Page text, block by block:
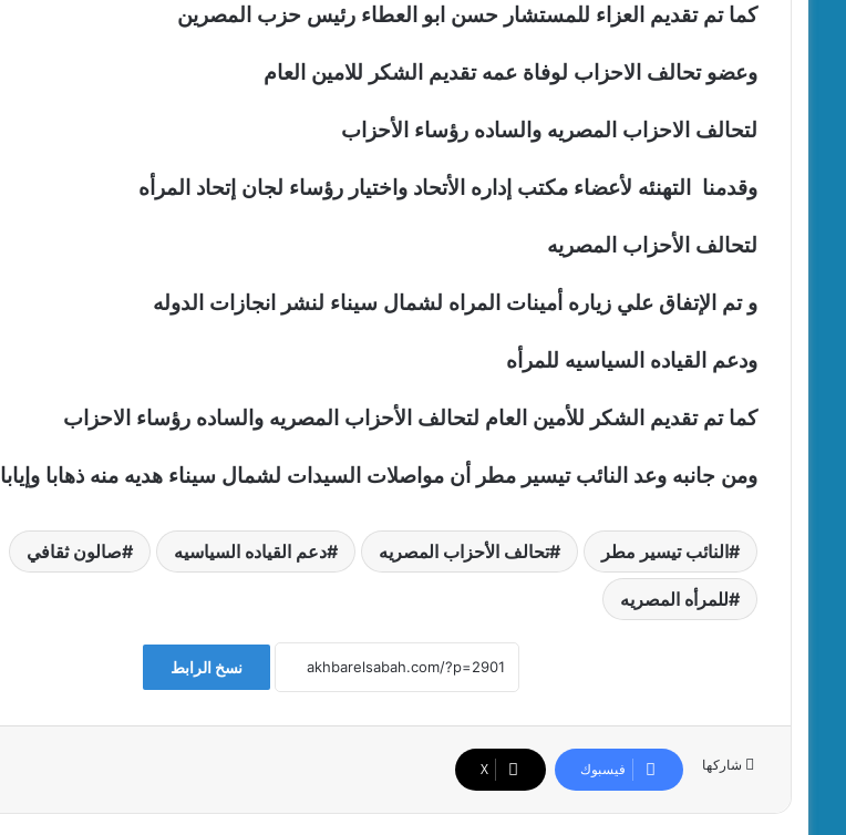
كما تم تقديم العزاء للمستشار حسن ابو العطاء رئيس حزب المصرين
وعضو تحالف الاحزاب لوفاة عمهتقديم الشكر للامين العام
لتحالف الاحزاب المصريه والساده رؤساء الأحزاب
وقدمنا التهنئه لأعضاء مكتب إداره الأتحاد واختيار رؤساء لجان إتحاد المرأه
لتحالف الأحزاب المصريه
و تم الإتفاق علي زياره أمينات المراه لشمال سيناء لنشر انجازات الدوله
ودعم القياده السياسيه للمرأه
كما تم تقديم الشكر للأمين العام لتحالف الأحزاب المصريه والساده رؤساء الاحزاب
ومن جانبه وعد النائب تيسير مطر أن مواصلات السيدات لشمال سيناء هديه منه ذهابا وإيابا
النائب تيسير مطر تحالف الأحزاب المصريه دعم القياده السياسيه صالون ثقافي
للمرأه المصريه
نسخ الرابط
شاركها فيسبوك ‫X